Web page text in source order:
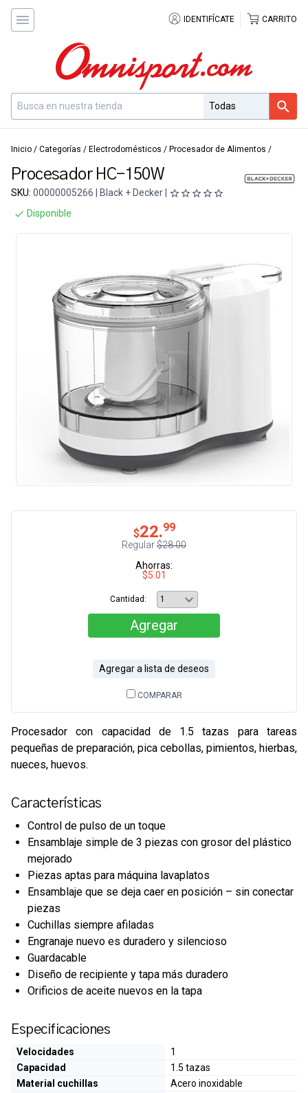
IDENTIFÍCATE CARRITO
Inicio / Categorías / Electrodomésticos / Procesador de Alimentos /
Procesador HC-150W
SKU: 00000005266 | Black + Decker |
Disponible
$22.99
Regular$28.00
Ahorras:
$5.01
Cantidad:
Agregar
Agregar a lista de deseos
COMPARAR
Procesador con capacidad de 1.5 tazas para tareas
pequeñas de preparación, pica cebollas, pimientos, hierbas,
nueces, huevos.
Características
Control de pulso de un toque
Ensamblaje simple de 3 piezas con grosor del plástico
mejorado
Piezas aptas para máquina lavaplatos
Ensamblaje que se deja caer en posición – sin conectar
piezas
Cuchillas siempre afiladas
Engranaje nuevo es duradero y silencioso
Guardacable
Diseño de recipiente y tapa más duradero
Orificios de aceite nuevos en la tapa
Especificaciones
Velocidades
1
Capacidad
1.5 tazas
Material cuchillas
Acero inoxidable